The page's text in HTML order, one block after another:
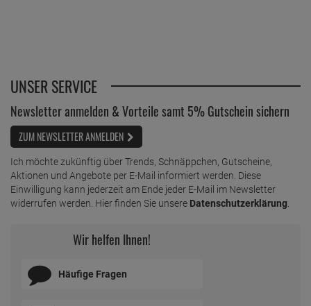
UNSER SERVICE
Newsletter anmelden & Vorteile samt 5% Gutschein sichern
ZUM NEWSLETTER ANMELDEN
Ich möchte zukünftig über Trends, Schnäppchen, Gutscheine,
Aktionen und Angebote per E-Mail informiert werden. Diese
Einwilligung kann jederzeit am Ende jeder E-Mail im Newsletter
widerrufen werden. Hier finden Sie unsere Datenschutzerklärung
Wir helfen Ihnen!
Häufige Fragen